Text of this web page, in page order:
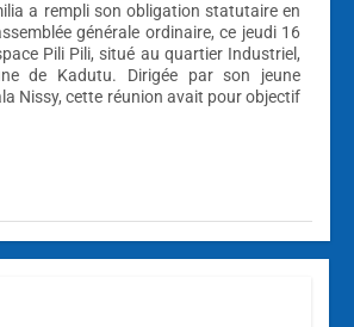
a rempli son obligation statutaire en
générale ordinaire, ce jeudi 16
Pili Pili, situé au quartier Industriel,
de Kadutu. Dirigée par son jeune
Nissy, cette réunion avait pour objectif